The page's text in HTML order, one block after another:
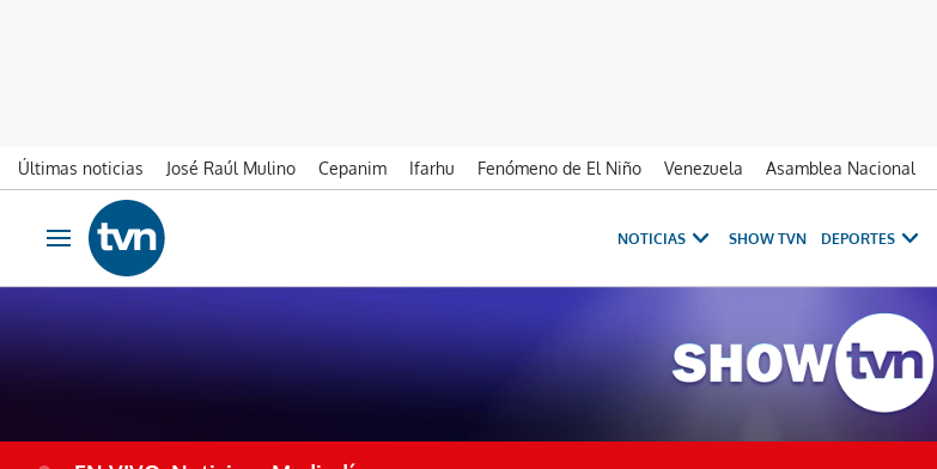
Últimas noticias José Raúl Mulino Cepanim Ifarhu Fenómeno de El Niño Venezuela Asamblea Nacional
Ir al contenido
Obrir navegació
NOTICIAS SHOW TVN DEPORTES